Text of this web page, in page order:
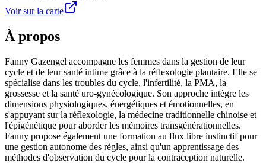
Voir sur la carte
À propos
Fanny Gazengel accompagne les femmes dans la gestion de leur
cycle et de leur santé intime grâce à la réflexologie plantaire. Elle se
spécialise dans les troubles du cycle, l'infertilité, la PMA, la
grossesse et la santé uro-gynécologique. Son approche intègre les
dimensions physiologiques, énergétiques et émotionnelles, en
s'appuyant sur la réflexologie, la médecine traditionnelle chinoise et
l'épigénétique pour aborder les mémoires transgénérationnelles.
Fanny propose également une formation au flux libre instinctif pour
une gestion autonome des règles, ainsi qu'un apprentissage des
méthodes d'observation du cycle pour la contraception naturelle.